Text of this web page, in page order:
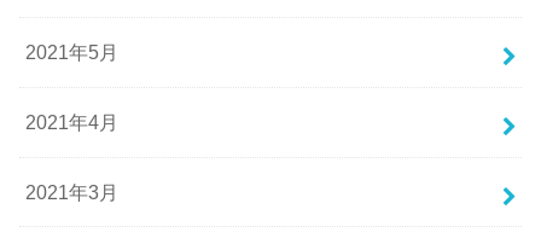
2021年5月
2021年4月
2021年3月